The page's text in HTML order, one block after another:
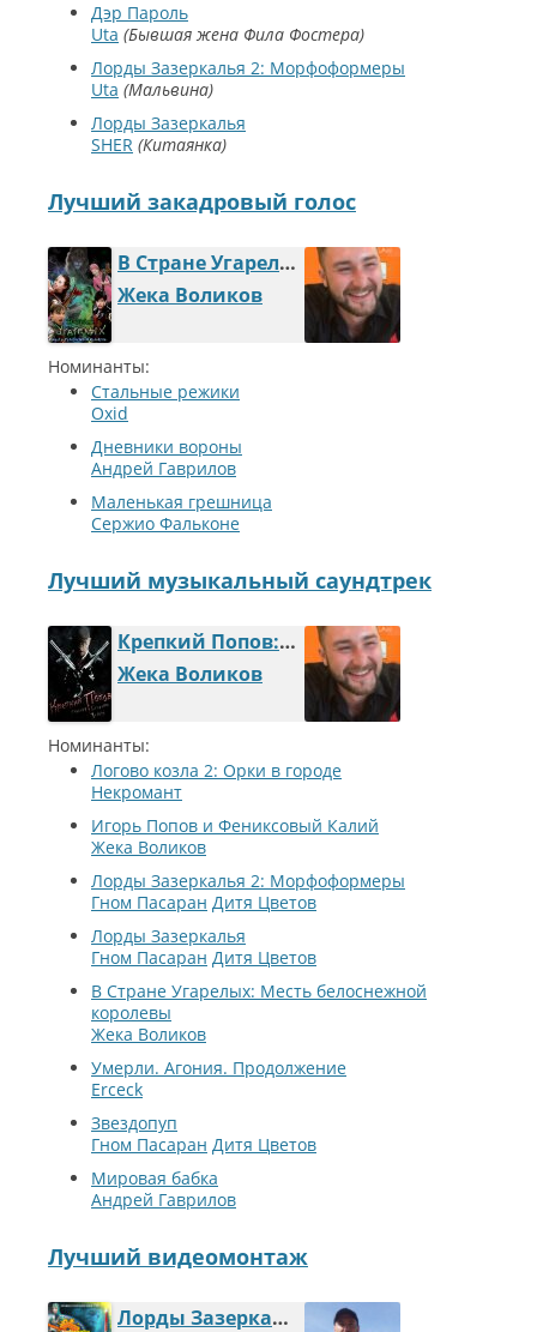
Дэр Пароль
Uta Бывшая жена Фила Фостера
Лорды Зазеркалья 2: Морфоформеры
Uta Мальвина
Лорды Зазеркалья
SHER Китаянка
Лучший закадровый голос
В Cтране Угарелых: Месть белоснежной королевы
Жека Воликов
Номинанты:
Стальные режики
Oxid
Дневники вороны
Андрей Гаврилов
Маленькая грешница
Сержио Фальконе
Лучший музыкальный саундтрек
Крепкий Попов: Темная сторона Земли
Жека Воликов
Номинанты:
Логово козла 2: Орки в городе
Некромант
Игорь Попов и Фениксовый Калий
Жека Воликов
Лорды Зазеркалья 2: Морфоформеры
Гном Пасаран Дитя Цветов
Лорды Зазеркалья
Гном Пасаран Дитя Цветов
В Cтране Угарелых: Месть белоснежной
королевы
Жека Воликов
Умерли. Агония. Продолжение
Erceck
Звездопуп
Гном Пасаран Дитя Цветов
Мировая бабка
Андрей Гаврилов
Лучший видеомонтаж
Лорды Зазеркалья 2: Морфоформеры